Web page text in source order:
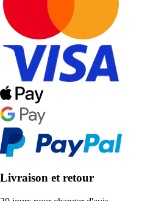
Livraison et retour